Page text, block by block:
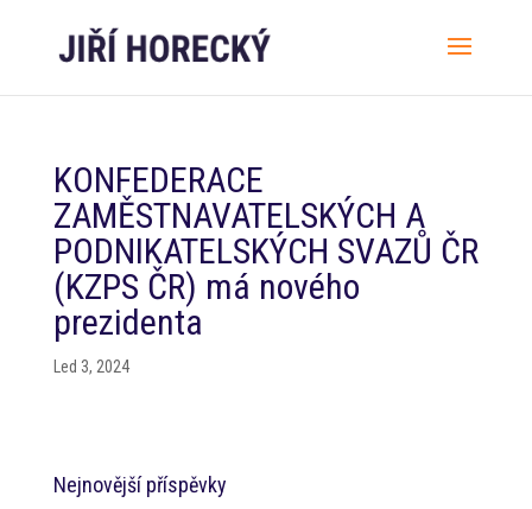
KONFEDERACE
ZAMĚSTNAVATELSKÝCH A
PODNIKATELSKÝCH SVAZŮ ČR
(KZPS ČR) má nového
prezidenta
Led 3, 2024
Nejnovější příspěvky